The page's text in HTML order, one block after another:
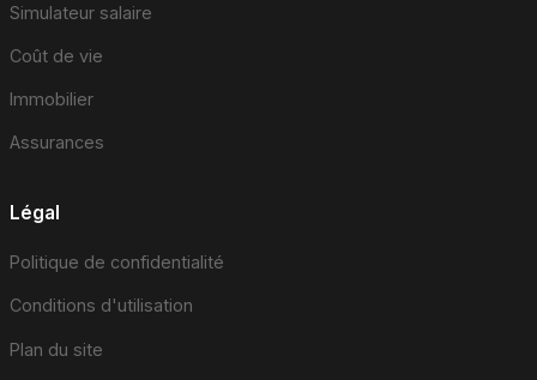
Simulateur salaire
Coût de vie
Immobilier
Assurances
Légal
Politique de confidentialité
Conditions d'utilisation
Plan du site